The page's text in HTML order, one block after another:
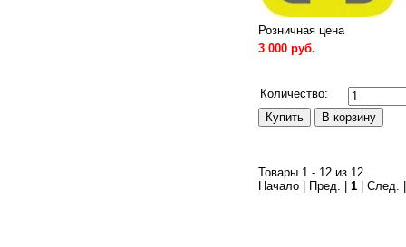
Розничная цена
3 000 руб.
Количество:
Товары 1 - 12 из 12
Начало | Пред. | 1 | След.